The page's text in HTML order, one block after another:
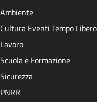
Ambiente
Cultura Eventi Tempo Libero
Lavoro
Scuola e Formazione
Sicurezza
PNRR